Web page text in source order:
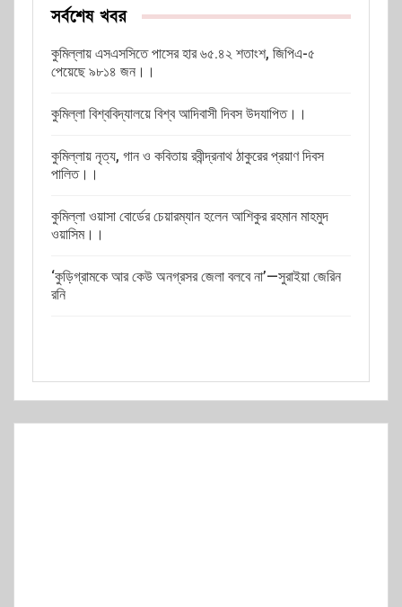
সর্বশেষ খবর
কুমিল্লায় এসএসসিতে পাসের হার ৬৫.৪২ শতাংশ, জিপিএ-৫
পেয়েছে ৯৮১৪ জন।।
কুমিল্লা বিশ্ববিদ্যালয়ে বিশ্ব আদিবাসী দিবস উদযাপিত।।
কুমিল্লায় নৃত্য, গান ও কবিতায় রবীন্দ্রনাথ ঠাকুরের প্রয়াণ দিবস
পালিত।।
কুমিল্লা ওয়াসা বোর্ডের চেয়ারম্যান হলেন আশিকুর রহমান মাহমুদ
ওয়াসিম।।
‘কুড়িগ্রামকে আর কেউ অনগ্রসর জেলা বলবে না’—সুরাইয়া জেরিন
রনি